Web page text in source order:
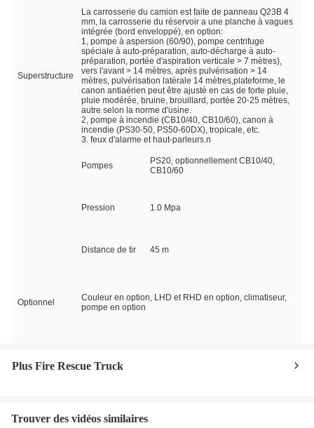
Superstructure
La carrosserie du camion est faite de panneau Q23B 4
mm, la carrosserie du réservoir a une planche à vagues
intégrée (bord enveloppé), en option:
1, pompe à aspersion (60/90), pompe centrifuge
spéciale à auto-préparation, auto-décharge à auto-
préparation, portée d'aspiration verticale > 7 mètres),
vers l'avant > 14 mètres, après pulvérisation > 14
mètres, pulvérisation latérale 14 mètres,plateforme, le
canon antiaérien peut être ajusté en cas de forte pluie,
pluie modérée, bruine, brouillard, portée 20-25 mètres,
autre selon la norme d'usine.
2, pompe à incendie (CB10/40, CB10/60), canon à
incendie (PS30-50, PS50-60DX), tropicale, etc.
3. feux d'alarme et haut-parleurs.n
Pompes
PS20, optionnellement CB10/40,
CB10/60
Pression 1.0 Mpa
Distance de tir 45 m
Optionnel
Couleur en option, LHD et RHD en option, climatiseur,
pompe en option
Plus Fire Rescue Truck
Trouver des vidéos similaires